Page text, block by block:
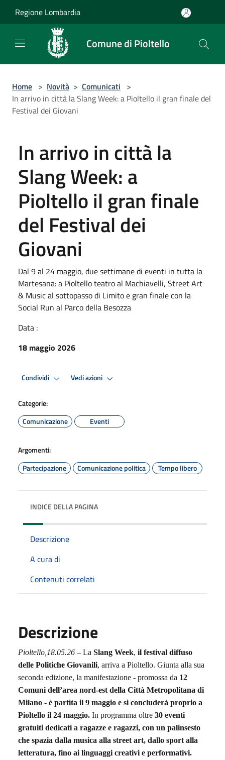
Regione Lombardia
Comune di Pioltello
Home > Novità > Comunicati >
In arrivo in città la Slang Week: a Pioltello il gran finale del
Festival dei Giovani
In arrivo in città la
Slang Week: a
Pioltello il gran finale
del Festival dei
Giovani
Dal 9 al 24 maggio, due settimane di eventi in tutta la
Martesana: a Pioltello teatro al Machiavelli, Street Art
& Music al sottopasso di Limito e gran finale con la
Social Run al Parco della Besozza
Data :
18 maggio 2026
Condividi Vedi azioni
Categorie:
Comunicazione
Eventi
Argomenti:
Partecipazione
Comunicazione politica Tempo libero
INDICE DELLA PAGINA
Descrizione
A cura di
Contenuti correlati
Descrizione
Pioltello, 18.05.26 – La Slang Week, il festival diffuso
delle Politiche Giovanili, arriva a Pioltello. Giunta alla sua
seconda edizione, la manifestazione - promossa da 12
Comuni dell’area nord‑est della Città Metropolitana di
Milano - è partita il 9 maggio e si concluderà proprio a
Pioltello il 24 maggio. In programma oltre 30 eventi
gratuiti dedicati a ragazze e ragazzi, con un palinsesto
che spazia dalla musica alla street art, dallo sport alla
letteratura, fino ai linguaggi creativi e performativi.